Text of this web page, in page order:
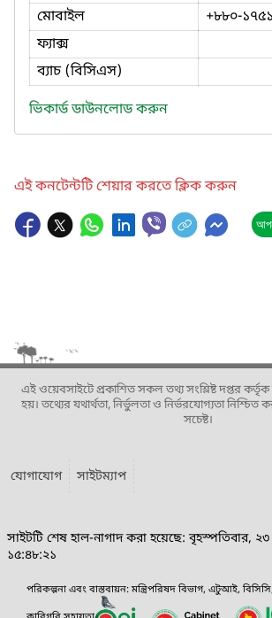
মোবাইল
+৮৮০-
ফ্যাক্স
ব্যাচ (বিসিএস)
ভিকার্ড ডাউনলোড করুন
এই কনটেন্টটি শেয়ার করতে ক্লিক করুন
এই ওয়েবসাইটে প্রকাশিত সকল তথ্য সংশ্লিষ্ট দপ্তর
হয়। তথ্যের যথার্থতা, নির্ভুলতা ও নির্ভরযোগ্যতা নিশ্চিত
সচেষ্ট।
যোগাযোগ সাইটম্যাপ
সাইটটি শেষ হাল-নাগাদ করা হয়েছে: বৃহস্পতিবার,
১৫:৪৮:২১
পরিকল্পনা এবং বাস্তবায়ন: মন্ত্রিপরিষদ বিভাগ, এটুআই,